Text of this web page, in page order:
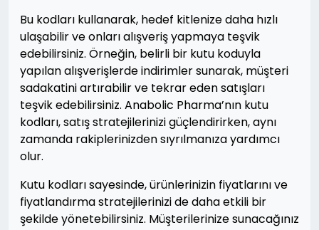
Bu kodları kullanarak, hedef kitlenize daha hızlı
ulaşabilir ve onları alışveriş yapmaya teşvik
edebilirsiniz. Örneğin, belirli bir kutu koduyla
yapılan alışverişlerde indirimler sunarak, müşteri
sadakatini artırabilir ve tekrar eden satışları
teşvik edebilirsiniz. Anabolic Pharma’nın kutu
kodları, satış stratejilerinizi güçlendirirken, aynı
zamanda rakiplerinizden sıyrılmanıza yardımcı
olur.
Kutu kodları sayesinde, ürünlerinizin fiyatlarını ve
fiyatlandırma stratejilerinizi de daha etkili bir
şekilde yönetebilirsiniz. Müşterilerinize sunacağınız